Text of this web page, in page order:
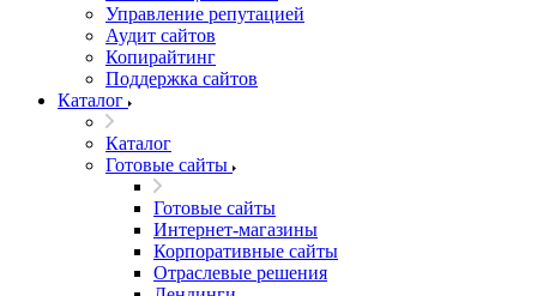
Управление репутацией
Аудит сайтов
Копирайтинг
Поддержка сайтов
Каталог
Каталог
Готовые сайты
Готовые сайты
Интернет-магазины
Корпоративные сайты
Отраслевые решения